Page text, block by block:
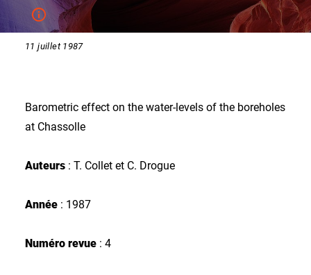
11 juillet 1987
Barometric effect on the water-levels of the boreholes
at Chassolle
Auteurs : T. Collet et C. Drogue
Année : 1987
Numéro revue : 4